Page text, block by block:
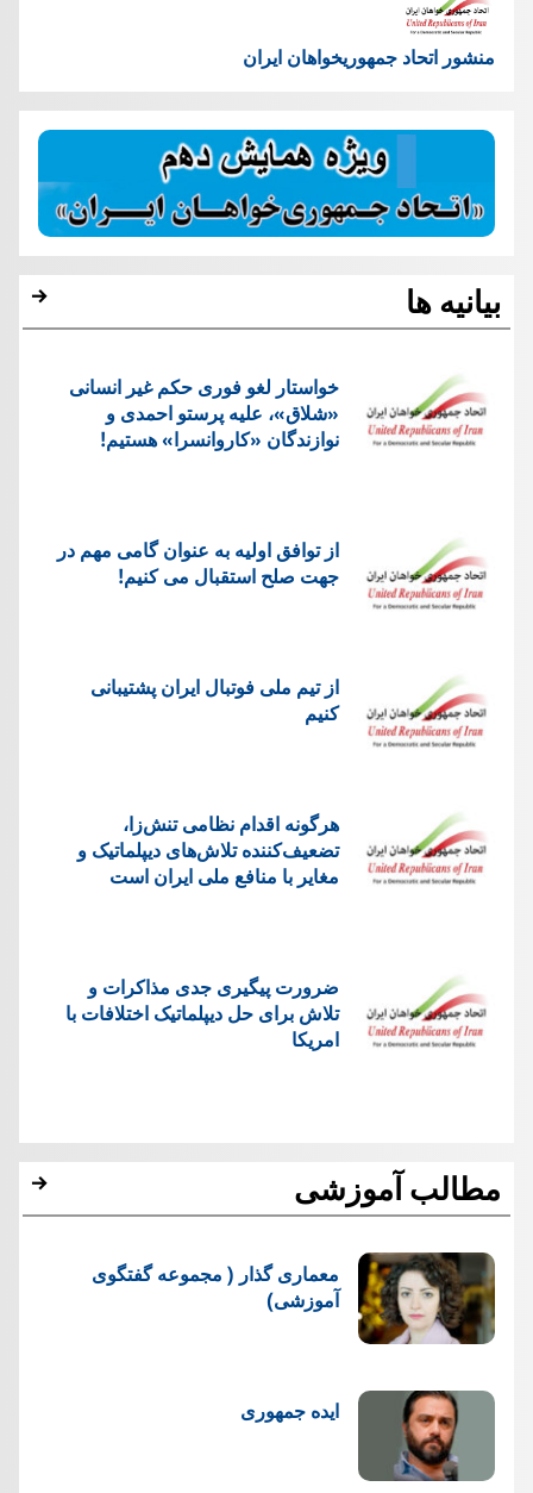
منشور اتحاد جمهوریخواهان ایران
بیانیه ها
خواستار لغو فوری حکم غیر انسانی
«شلاق»، علیه پرستو احمدی و
نوازندگان «کاروانسرا» هستیم!
از توافق اولیه به عنوان گامی مهم در
جهت صلح استقبال می کنیم!
از تیم ملی فوتبال ایران پشتیبانی
کنیم
هرگونه اقدام نظامی تنش‌زا،
تضعیف‌کننده تلاش‌های دیپلماتیک و
مغایر با منافع ملی ایران است
ضرورت پیگیری جدی مذاکرات و
تلاش برای حل دیپلماتیک اختلافات با
امریکا
مطالب آموزشی
معماری گذار ( مجموعه گفتگوی
آموزشی)
ایده جمهوری